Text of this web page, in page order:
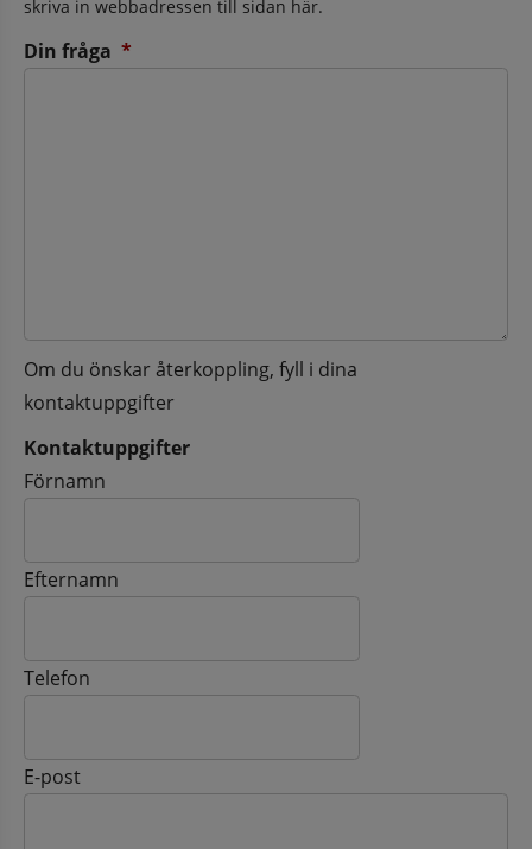
skriva in webbadressen till sidan här.
Din fråga *
Om du önskar återkoppling, fyll i dina
kontaktuppgifter
Kontaktuppgifter
Kontaktuppgifter
Förnamn
Efternamn
Telefon
E-post